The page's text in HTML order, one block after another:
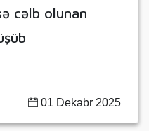
cəlb olunan
01 Dekabr 2025